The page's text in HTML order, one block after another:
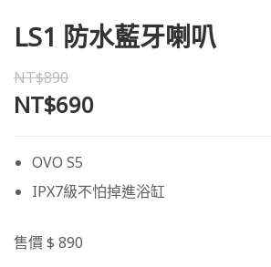
LS1 防水藍牙喇叭
NT$890
NT$690
OVO S5
IPX7級不怕掉進浴缸
售價 $ 890